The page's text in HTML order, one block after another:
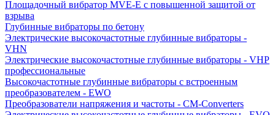
Площадочный вибратор MVE-E с повышенной защитой от
взрыва
Глубинные вибраторы по бетону
Электрические высокочастотные глубинные вибраторы -
VHN
Электрические высокочастотные глубинные вибраторы - VHP
профессиональные
Высокочастотные глубинные вибраторы с встроенным
преобразователем - EWO
Преобразователи напряжения и частоты - CM-Converters